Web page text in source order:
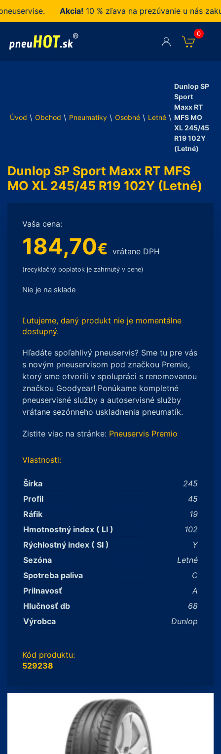
Akcia!10 % zľava na prezúvanie u nás
0
Úvod \ Obchod \ Pneumatiky \ Osobné \ Letné \
Dunlop SP
Sport
Maxx RT
MFS MO
XL 245/45
R19 102Y
(Letné)
Dunlop SP Sport Maxx RT MFS
MO XL 245/45 R19 102Y (Letné)
Vaša cena:
184,70€ vrátane DPH
(recyklačný poplatok je zahrnutý v cene)
Nie je na sklade
Ľutujeme, daný produkt nie je momentálne
dostupný.
Hľadáte spoľahlivý pneuservis? Sme tu pre vás
s novým pneuservisom pod značkou Premio,
ktorý sme otvorili v spolupráci s renomovanou
značkou Goodyear! Ponúkame kompletné
pneuservisné služby a autoservisné služby
vrátane sezónneho uskladnenia pneumatík.
Zistite viac na stránke: Pneuservis Premio
Vlastnosti:
Šírka
245
Profil
45
Ráfik
19
Hmotnostný index ( LI )
102
Rýchlostný index ( SI )
Y
Sezóna
Letné
Spotreba paliva
C
Prilnavosť
A
Hlučnosť db
68
Výrobca
Dunlop
Kód produktu:
529238